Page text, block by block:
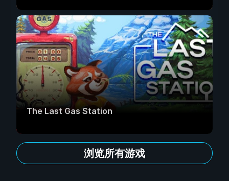
The Last Gas Station
浏览所有游戏